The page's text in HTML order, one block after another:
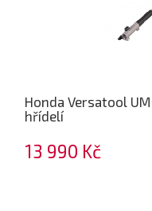
Honda Versatool
hřídelí
13 990 Kč